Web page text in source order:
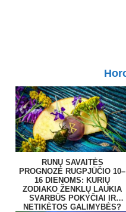
RUNŲ SAVAITĖS
PROGNOZĖ RUGPJŪČIO 10–
16 DIENOMS: KURIŲ
ZODIAKO ŽENKLŲ LAUKIA
SVARBŪS POKYČIAI IR
NETIKĖTOS GALIMYBĖS?